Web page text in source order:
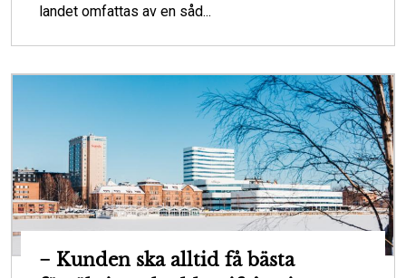
landet omfattas av en såd...
− Kunden ska alltid få bästa